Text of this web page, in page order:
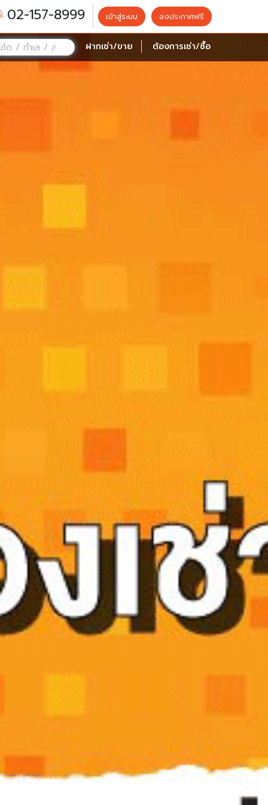
02-157-8999 เข้าสู่ระบบ ลงประกาศฟรี
ฝากเช่า/ขาย ต้องการเช่า/ซื้อ